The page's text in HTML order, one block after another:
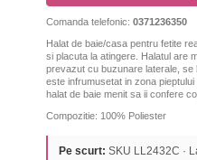
Comanda telefonic: 0371236350
Halat de baie/casa pentru fetite
si placuta la atingere.
Halatul are
prevazut cu buzunare laterale, se
este infrumusetat in zona
halat de baie menit sa ii confere
Compozitie: 100% Poliester
Pe scurt: SKU LL2432C ·